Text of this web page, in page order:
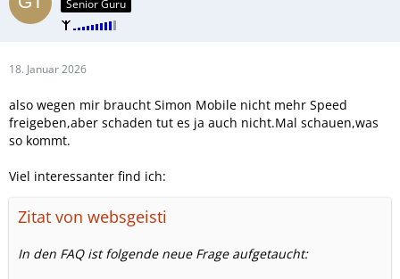
Senior Guru
18. Januar 2026
also wegen mir braucht Simon Mobile nicht mehr Speed
freigeben,aber schaden tut es ja auch nicht.Mal schauen,was
so kommt.
Viel interessanter find ich:
Zitat von websgeisti
In den FAQ ist folgende neue Frage aufgetaucht: